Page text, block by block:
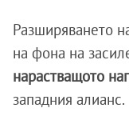
Разширяването
на фона на
нарастващото
западния алианс.